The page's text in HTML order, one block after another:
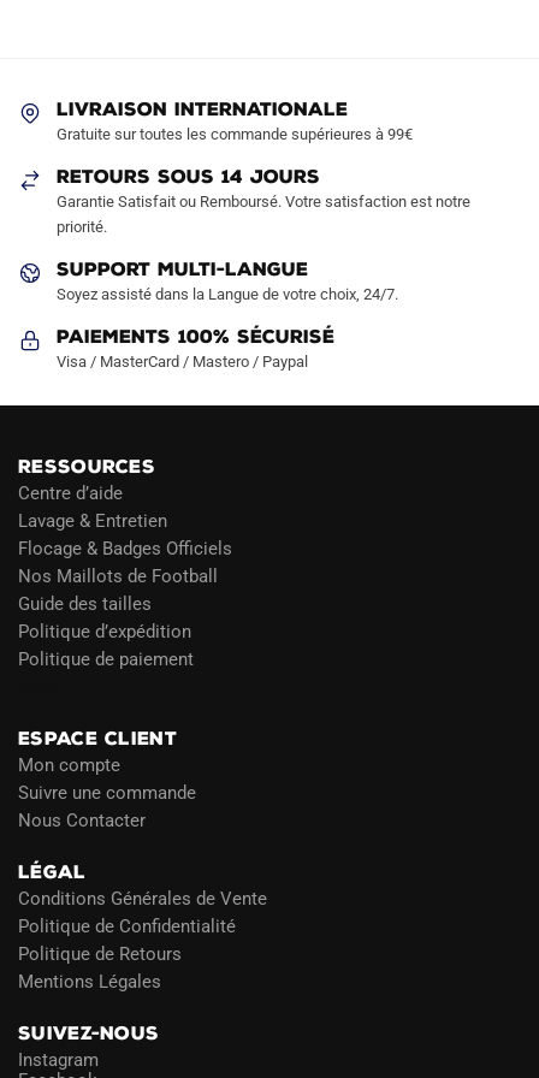
choisies
la
page
produit
page
LIVRAISON INTERNATIONALE
Gratuite sur toutes les commande supérieures à 99€
RETOURS SOUS 14 JOURS
Garantie Satisfait ou Remboursé. Votre satisfaction est notre
priorité.
SUPPORT MULTI-LANGUE
Soyez assisté dans la Langue de votre choix, 24/7.
Paiements 100% Sécurisé
Visa / MasterCard / Mastero / Paypal
RESSOURCES
Centre d’aide
Lavage & Entretien
Flocage & Badges Officiels
Nos Maillots de Football
Guide des tailles
Politique d’expédition
Politique de paiement
ESPACE CLIENT
Mon compte
Suivre une commande
Nous Contacter
LÉGAL
Conditions Générales de Vente
Politique de Confidentialité
Politique de Retours
Mentions Légales
SUIVEZ-NOUS
Instagram